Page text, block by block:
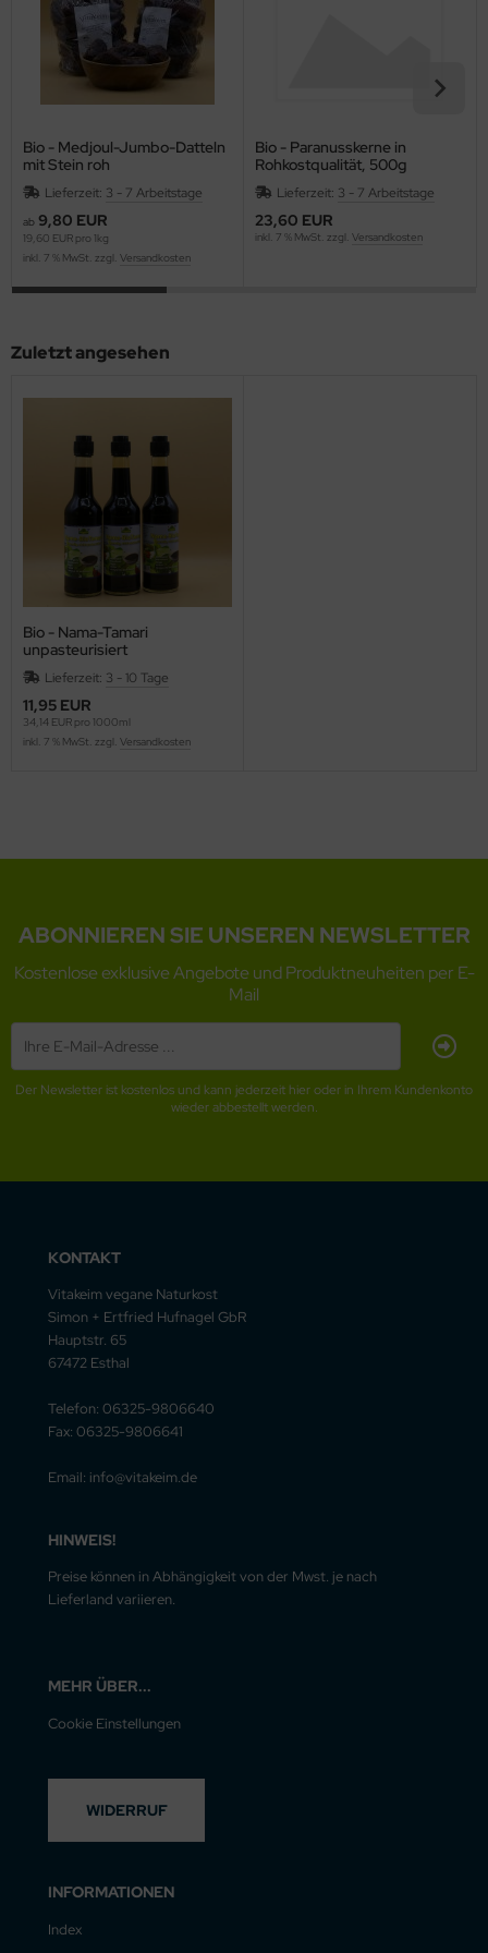
Bio - Medjoul-Jumbo-Datteln
mit Stein roh
Lieferzeit: 3 - 7 Arbeitstage
ab 9,80 EUR
19,60 EUR pro 1kg
inkl. 7 % MwSt. zzgl. Versandkosten
Bio - Paranusskerne in
Rohkostqualität, 500g
Lieferzeit: 3 - 7 Arbeitstage
23,60 EUR
inkl. 7 % MwSt. zzgl. Versandkosten
Zuletzt angesehen
Bio - Nama-Tamari
unpasteurisiert
Lieferzeit: 3 - 10 Tage
11,95 EUR
34,14 EUR pro 1000ml
inkl. 7 % MwSt. zzgl. Versandkosten
ABONNIEREN SIE UNSEREN NEWSLETTER
Kostenlose exklusive Angebote und Produktneuheiten per E-
Mail
Der Newsletter ist kostenlos und kann jederzeit hier oder in Ihrem Kundenkonto
wieder abbestellt werden.
KONTAKT
Vitakeim vegane Naturkost
Simon + Ertfried Hufnagel GbR
Hauptstr. 65
67472 Esthal
Telefon: 06325-9806640
Fax: 06325-9806641
Email: info@vitakeim.de
HINWEIS!
Preise können in Abhängigkeit von der Mwst. je nach
Lieferland variieren.
MEHR ÜBER...
Cookie Einstellungen
WIDERRUF
INFORMATIONEN
Index